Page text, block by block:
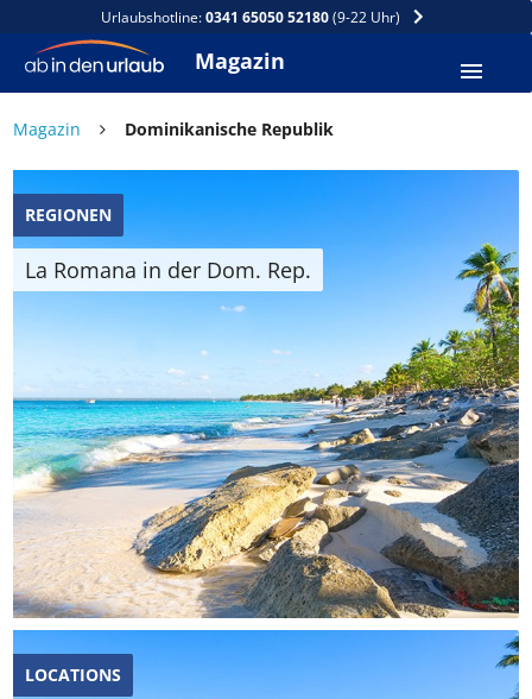
Urlaubshotline:0341 65050 52180(9-22 Uhr)
Magazin
Magazin Dominikanische Republik
REGIONEN
La Romana in der Dom. Rep.
LOCATIONS